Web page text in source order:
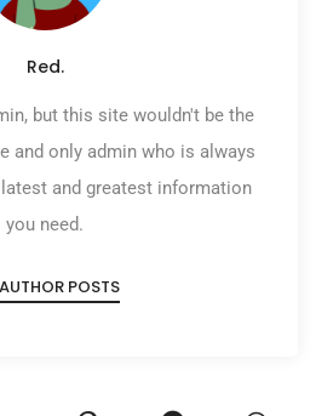
Red.
but this site wouldn't be the
and only admin who is always
and greatest information
you need.
POSTS